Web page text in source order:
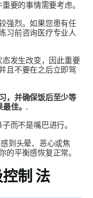
要的事情需要考虑。
强烈。如果您患有任
习前咨询医疗专业人
发生改变，因此重要
且不要在之后立即驾
，并确保饭后至少等
最佳。.
而不是嘴巴进行。
到头晕、恶心或焦
的平衡感恢复正常。
制 法